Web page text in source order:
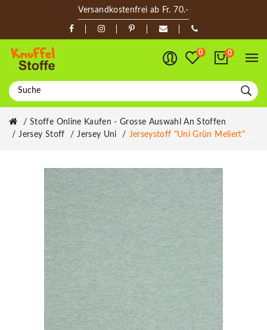
Versandkostenfrei ab Fr. 70.-
0 0
Stoffe Online Kaufen - Grosse Auswahl An Stoffen
Jersey Stoff
Jersey Uni Jerseystoff "Uni Grün Meliert"